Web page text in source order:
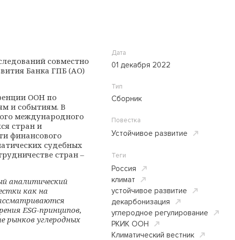
совместно
Банка ГПБ (АО)
ООН по
и событиям. В
международного
стран и
финансового
судебных
стран –
аналитический
как на
ESG-принципов,
рынков углеродных
Дата
01 декабря 2022
Тип
Сборник
Повестка
Устойчивое развитие
Теги
Россия
климат
устойчивое развитие
декарбонизация
углеродное регулирование
РКИК ООН
Климатический вестник